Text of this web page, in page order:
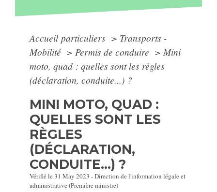
Accueil particuliers > Transports -
Mobilité > Permis de conduire > Mini
moto, quad : quelles sont les règles
(déclaration, conduite...) ?
MINI MOTO, QUAD :
QUELLES SONT LES
RÈGLES
(DÉCLARATION,
CONDUITE...) ?
Vérifié le 31 May 2023 - Direction de l'information légale et
administrative (Première ministre)